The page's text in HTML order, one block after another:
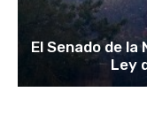
El Senado de
Ley